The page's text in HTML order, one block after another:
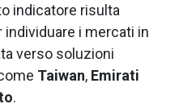
indicatore risulta
i mercati in
verso soluzioni
Taiwan, Emirati
.